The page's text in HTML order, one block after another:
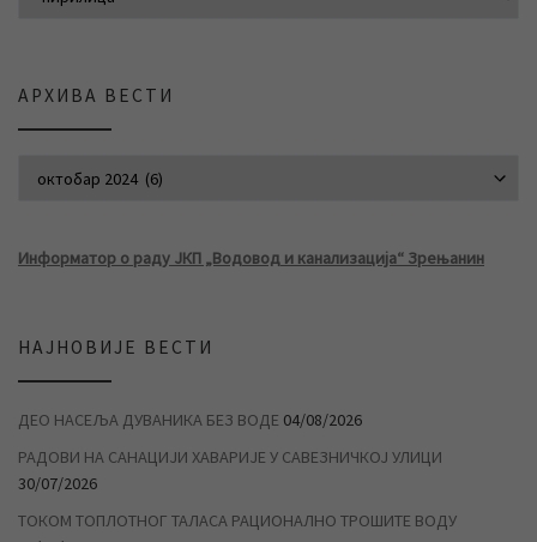
АРХИВА ВЕСТИ
Информатор о раду ЈКП „Водовод и канализација“ Зрењанин
НАЈНОВИЈЕ ВЕСТИ
ДЕО НАСЕЉА ДУВАНИКА БЕЗ ВОДЕ 04/08/2026
РАДОВИ НА САНАЦИЈИ ХАВАРИЈЕ У САВЕЗНИЧКОЈ УЛИЦИ
30/07/2026
ТОКОМ ТОПЛОТНОГ ТАЛАСА РАЦИОНАЛНО ТРОШИТЕ ВОДУ